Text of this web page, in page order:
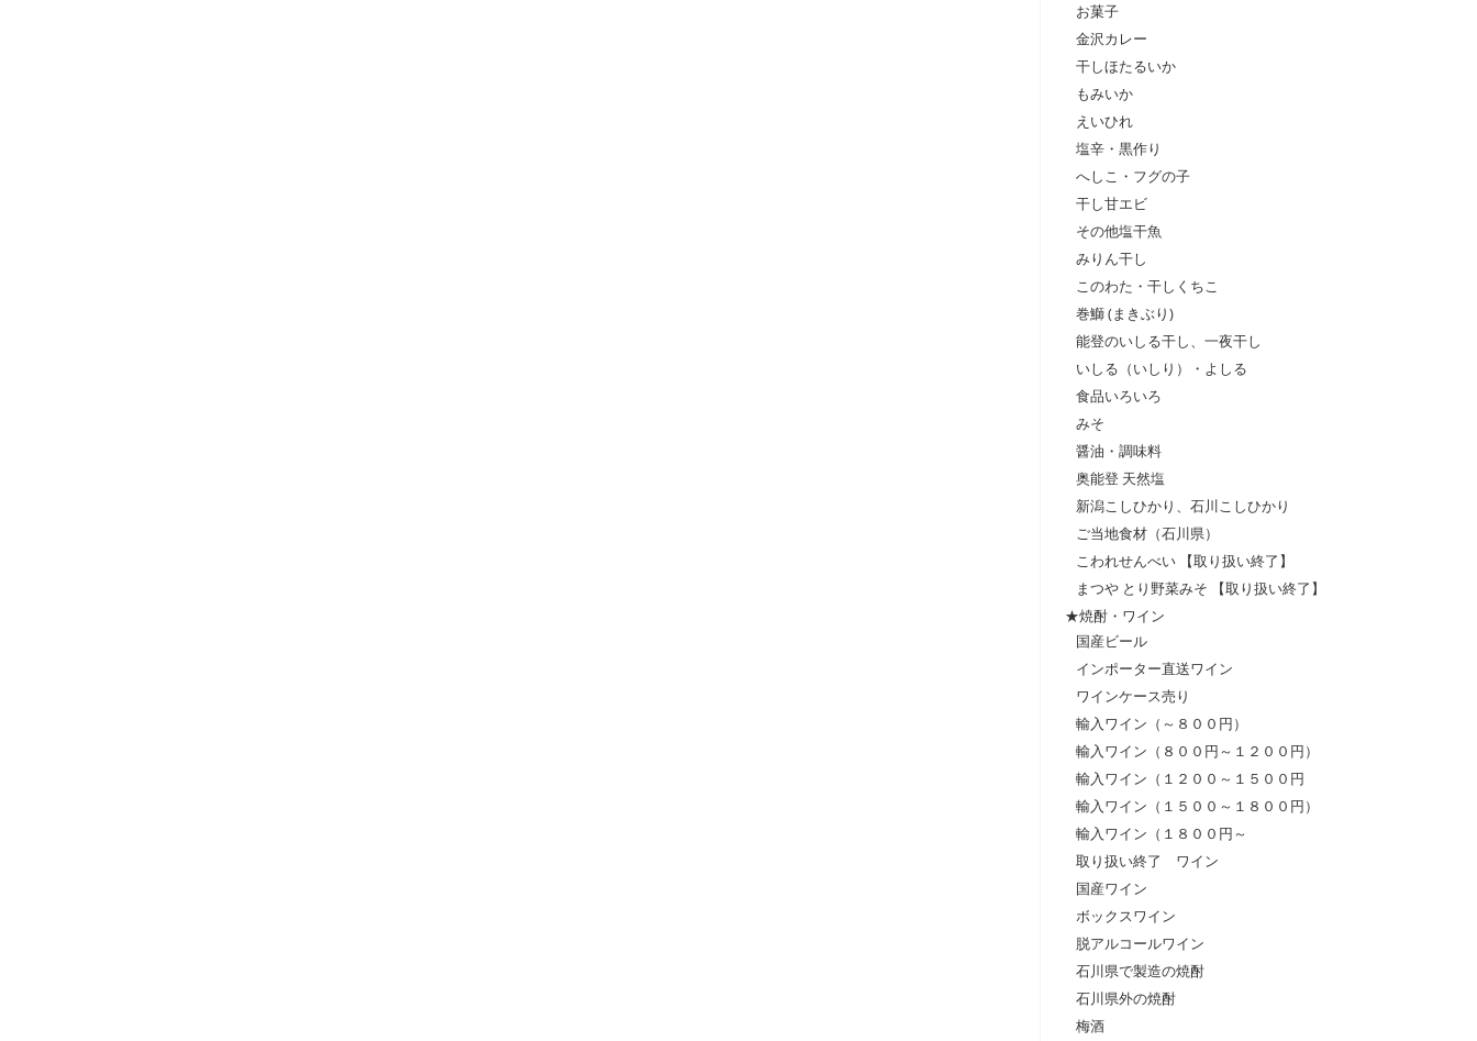
お菓子
金沢カレー
干しほたるいか
もみいか
えいひれ
塩辛・黒作り
へしこ・フグの子
干し甘エビ
その他塩干魚
みりん干し
このわた・干しくちこ
巻鰤 (まきぶり)
能登のいしる干し、一夜干し
いしる（いしり）・よしる
食品いろいろ
みそ
醤油・調味料
奥能登 天然塩
新潟こしひかり、石川こしひかり
ご当地食材（石川県）
こわれせんべい 【取り扱い終了】
まつや とり野菜みそ 【取り扱い終了】
★焼酎・ワイン
国産ビール
インポーター直送ワイン
ワインケース売り
輸入ワイン（～８００円）
輸入ワイン（８００円～１２００円）
輸入ワイン（１２００～１５００円
輸入ワイン（１５００～１８００円）
輸入ワイン（１８００円～
取り扱い終了 ワイン
国産ワイン
ボックスワイン
脱アルコールワイン
石川県で製造の焼酎
石川県外の焼酎
梅酒